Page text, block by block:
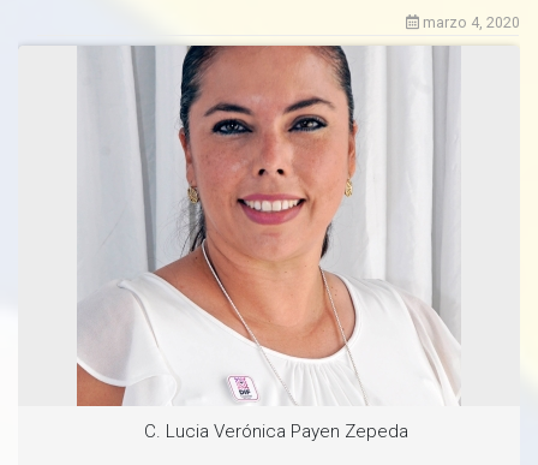
marzo 4, 2020
C. Lucia Verónica Payen Zepeda